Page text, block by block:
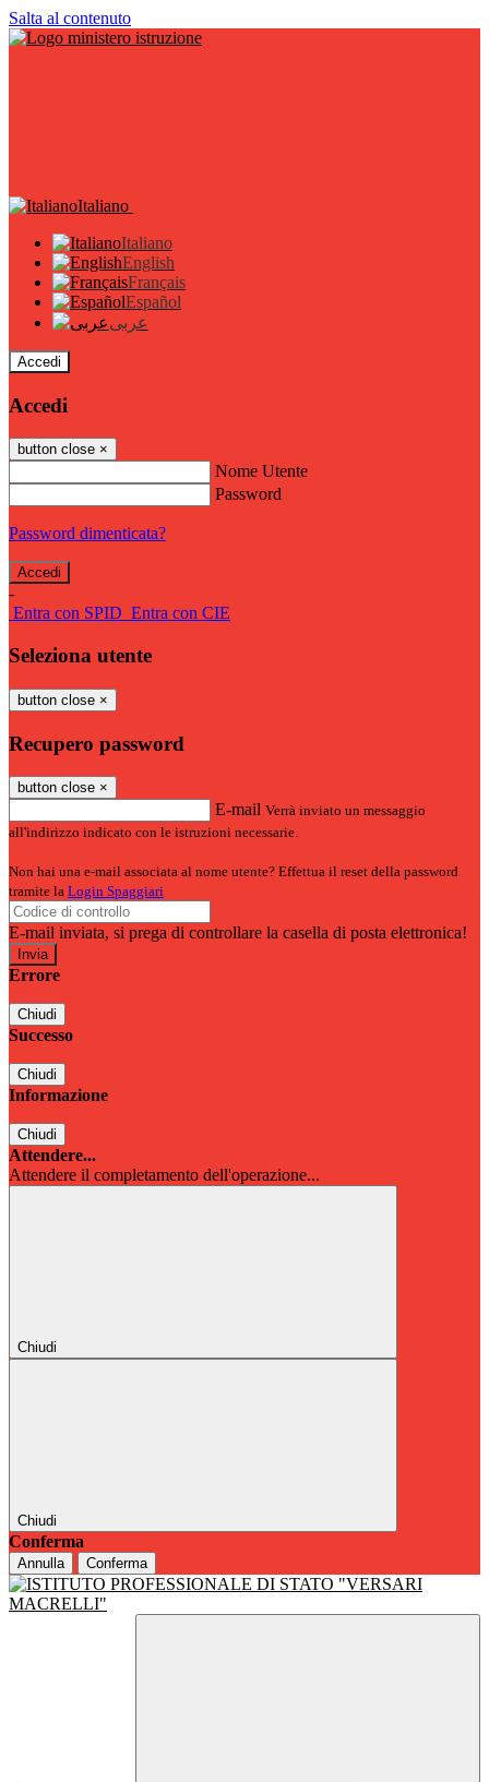
Salta al contenuto
Italiano
Italiano
English
Français
Español
عربى
Accedi
Accedi
button close ×
Nome Utente
Password
Password dimenticata?
-
Entra con SPID Entra con CIE
Seleziona utente
button close ×
Recupero password
button close ×
E-mail Verrà inviato un messaggio
all'indirizzo indicato con le istruzioni necessarie.
Non hai una e-mail associata al nome utente? Effettua il reset della password
tramite la Login Spaggiari
E-mail inviata, si prega di controllare la casella di posta elettronica!
Errore
Chiudi
Successo
Chiudi
Informazione
Chiudi
Attendere...
Attendere il completamento dell'operazione...
Chiudi
Chiudi
Conferma
Annulla Conferma